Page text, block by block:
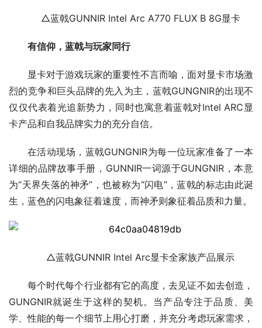
△蓝戟GUNNIR Intel Arc A770 FLUX B 8G显卡
有信仰，蓝戟与玩家同行
显卡对于游戏玩家的重要性不言而喻，面对显卡市场激
烈的竞争和巨头品牌的先入为主，蓝戟GUNGNIR的出现不
仅仅代表着光追新势力，同时也寓意着蓝戟对Intel ARC显
卡产品和自我品牌实力的充分自信。
在活动现场，蓝戟GUNGNIR为每一位玩家准备了一本
详细的品牌故事手册，GUNNIR一词源于GUNGNIR，本意
为“天界失落的神矛”，也被称为“闪电”，蓝戟的标志由此诞
生，蓝色的闪电象征着速度，而神矛则象征着品质和力量。
△蓝戟GUNNIR Intel Arc显卡全家族产品展示
每个时代每个行业都有它的高度，去见证不如去创造，
GUNGNIR就诞生于这样的契机。当产品专注于品质、美
学、性能的每一个细节上用心打磨，并充分考虑玩家需求，